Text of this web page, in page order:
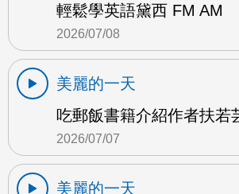
輕鬆學英語黛西 FM AM
2026/07/08
美麗的一天
吃郵飯書籍介紹作者扶若
2026/07/07
美麗的一天